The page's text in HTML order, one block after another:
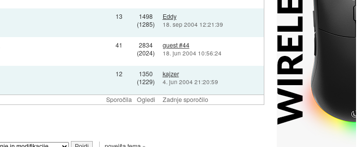
Sporočila Ogledi Zadnje sporočilo
13
1498
(1285)
Eddy
18. sep 2004 12:21:39
41
2834
(2024)
guest #44
18. jun 2004 10:56:24
12
1350
(1229)
kajzer
4. jun 2004 21:20:59